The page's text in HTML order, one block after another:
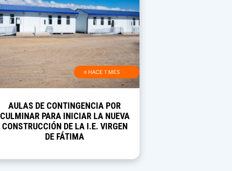
≡ HACE 1 MES
AULAS DE CONTINGENCIA POR
CULMINAR PARA INICIAR LA NUEVA
CONSTRUCCIÓN DE LA I.E. VIRGEN
DE FÁTIMA